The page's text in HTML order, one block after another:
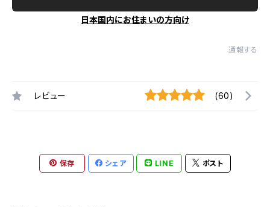
日本国内にお住まいの方向け
通報する
レビュー (60)
保存 シェア LINE ポスト